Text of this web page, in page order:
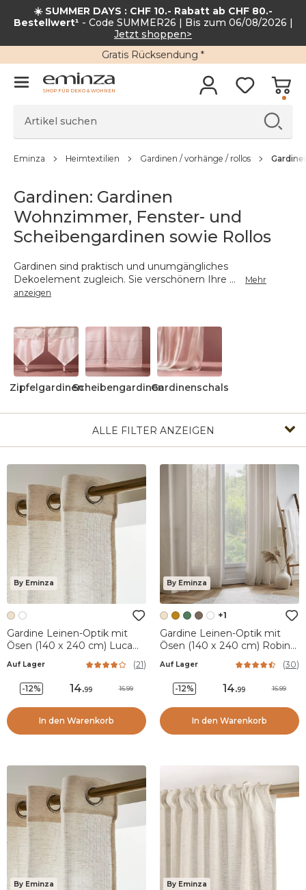
☀️ SUMMER DAYS : CHF 10.- Rabatt ab CHF 80.-
Bestellwert¹ - Code SUMMER26 | Bis zum 06/08/2026 |
Jetzt shoppen>
Gratis Rücksendung *
SHOP FÜR DEKO & WOHNEN
Eminza Heimtextilien Gardinen / vorhänge / rollos
Gardinen: Gardinen
Wohnzimmer, Fenster- und
Scheibengardinen sowie Rollos
Gardinen sind praktisch und unumgängliches
Dekoelement zugleich. Sie verschönern Ihre ...
Mehr
anzeigen
ZipfelgardinenScheibengardinenGardinenschals
ALLE FILTER ANZEIGEN
By Eminza
Gardine Leinen-Optik mit
Ösen (140 x 240 cm) Luca
Auf Lager (21)
-12% 14.99 16.99
In den Warenkorb
By Eminza
+1
Gardine Leinen-Optik mit
Ösen (140 x 240 cm) Robin
Auf Lager (30)
-12% 14.99 16.99
In den Warenkorb
By Eminza By Eminza